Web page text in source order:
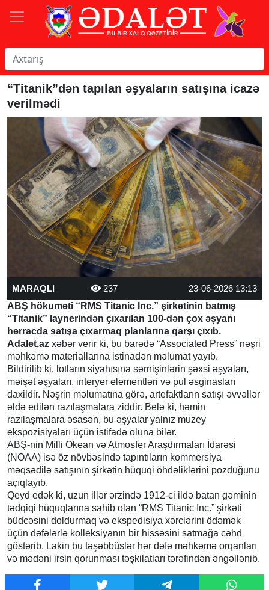
“Titanik”dən tapılan əşyaların satışına icazə
verilmədi
MARAQLI 237
23-06-2026 13:13
ABŞ hökuməti “RMS Titanic Inc.” şirkətinin batmış
“Titanik” laynerindən çıxarılan 100-dən çox əşyanı
hərracda satışa çıxarmaq planlarına qarşı çıxıb.
Adalet.az xəbər verir ki, bu barədə “Associated Press” nəşri
məhkəmə materiallarına istinadən məlumat yayıb.
Bildirilib ki, lotların siyahısına sərnişinlərin şəxsi əşyaları,
məişət əşyaları, interyer elementləri və pul əsginasları
daxildir. Nəşrin məlumatına görə, artefaktların satışı əvvəllər
əldə edilən razılaşmalara ziddir. Belə ki, həmin
razılaşmalara əsasən, bu əşyalar yalnız muzey
ekspozisiyaları üçün istifadə oluna bilər.
ABŞ-nin Milli Okean və Atmosfer Araşdırmaları İdarəsi
(NOAA) isə öz növbəsində tapıntıların kommersiya
məqsədilə satışının şirkətin hüquqi öhdəliklərini pozduğunu
açıqlayıb.
Qeyd edək ki, uzun illər ərzində 1912-ci ildə batan gəminin
tədqiqi hüquqlarına sahib olan “RMS Titanic Inc.” şirkəti
büdcəsini doldurmaq və ekspedisiya xərclərini ödəmək
üçün dəfələrlə kolleksiyanın bir hissəsini satmağa cəhd
göstərib. Lakin bu təşəbbüslər hər dəfə məhkəmə orqanları
və mədəni irsin qorunması təşkilatları tərəfindən əngəllənib.